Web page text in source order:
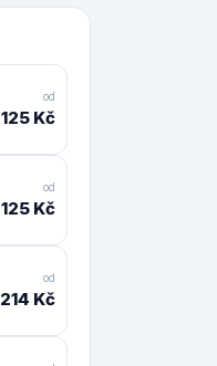
od
125 Kč
od
125 Kč
od
214 Kč